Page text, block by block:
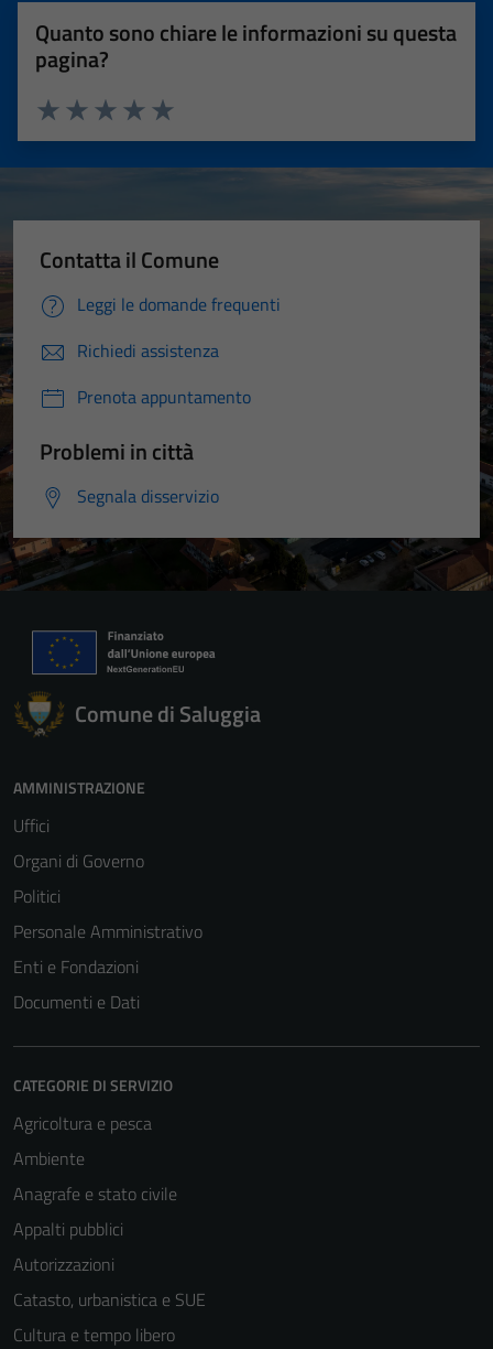
Quanto sono chiare le informazioni su questa
pagina?
Valuta 5 stelle su 5
Valuta 4 stelle su 5
Valuta 3 stelle su 5
Valuta 2 stelle su 5
Valuta 1 stelle su 5
Contatta il Comune
Leggi le domande frequenti
Richiedi assistenza
Prenota appuntamento
Problemi in città
Segnala disservizio
Comune di Saluggia
AMMINISTRAZIONE
Uffici
Organi di Governo
Politici
Personale Amministrativo
Enti e Fondazioni
Documenti e Dati
CATEGORIE DI SERVIZIO
Agricoltura e pesca
Ambiente
Anagrafe e stato civile
Appalti pubblici
Autorizzazioni
Catasto, urbanistica e SUE
Cultura e tempo libero